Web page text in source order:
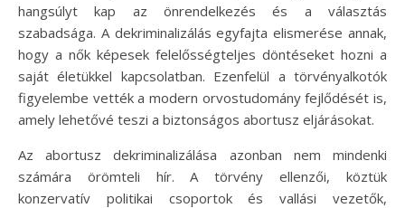
hangsúlyt kap az önrendelkezés és a választás
szabadsága. A dekriminalizálás egyfajta elismerése annak,
hogy a nők képesek felelősségteljes döntéseket hozni a
saját életükkel kapcsolatban. Ezenfelül a törvényalkotók
figyelembe vették a modern orvostudomány fejlődését is,
amely lehetővé teszi a biztonságos abortusz eljárásokat.
Az abortusz dekriminalizálása azonban nem mindenki
számára örömteli hír. A törvény ellenzői, köztük
konzervatív politikai csoportok és vallási vezetők,